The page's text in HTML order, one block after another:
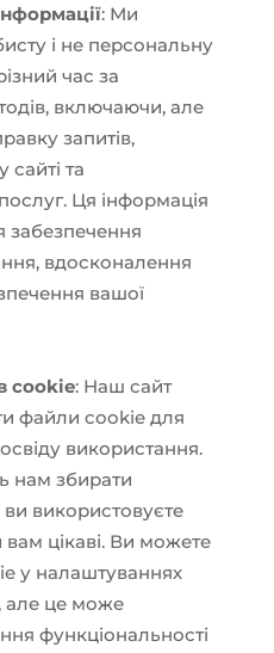
: Ми
і не персональну
час за
включаючи, але
запитів,
та
Ця інформація
забезпечення
вдосконалення
вашої
cookie: Наш сайт
файли cookie для
використання.
нам збирати
використовуєте
вам цікаві. Ви можете
у налаштуваннях
але це може
функціональності